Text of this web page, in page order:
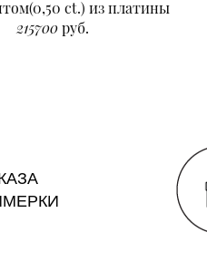
ct.) из платины
215700руб.